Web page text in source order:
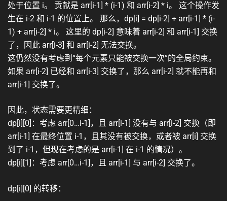
处于位置 i。 贡献是 arr[i-1] * (i-1) 和 arr[i-2] * i。 这个操作发
生在 i-2 和 i-1 的位置上。 那么，dp[i] = dp[i-2] + arr[i-1] * (i-
1) + arr[i-2] * i。 这里的 dp[i-2] 意味着 arr[i-2] 和 arr[i-1] 交换
了，因此 arr[i-3] 和 arr[i-2] 无法交换。
这仍然没有考虑到“每个元素只能被交换一次”的全局约束。
如果 arr[i-2] 已经和 arr[i-3] 交换了，那么 arr[i-2] 就不能再和
arr[i-1] 交换了。
因此，状态需要更精细：
dp[i][0]：考虑 arr[0…i-1]，且 arr[i-1] 没有与 arr[i-2] 交换（即
arr[i-1] 在最终位置 i-1，且其没有被交换，或者被 arr[i] 交换
到了 i-1，但现在考虑的是 arr[i-1] 在 i-1 的情况）。
dp[i][1]：考虑 arr[0…i-1]，且 arr[i-1] 与 arr[i-2] 交换了。
dp[i][0] 的转移：